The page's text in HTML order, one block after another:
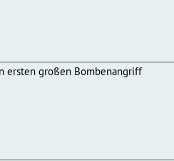
ersten großen Bombenangriff